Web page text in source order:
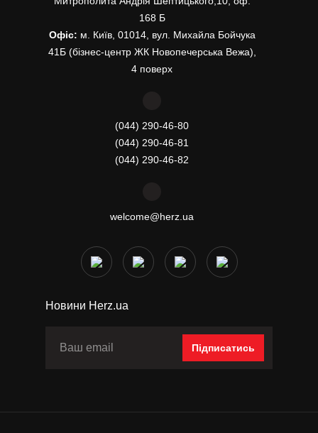
168 Б
Офіс: м. Київ, 01014, вул. Михайла Бойчука
41Б (бізнес-центр ЖК Новопечерська Вежа),
4 поверх
(044) 290-46-80
(044) 290-46-81
(044) 290-46-82
welcome@herz.ua
Новини Herz.ua
Підписатись